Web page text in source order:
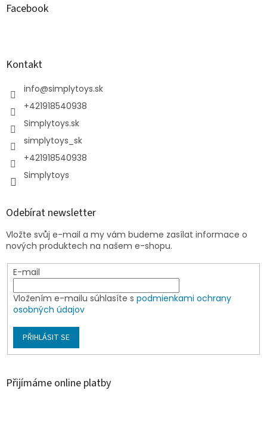
Facebook
Kontakt
info@simplytoys.sk
+421918540938
Simplytoys.sk
simplytoys_sk
+421918540938
Simplytoys
Odebírat newsletter
Vložte svůj e-mail a my vám budeme zasílat informace o
nových produktech na našem e-shopu.
E-mail
Vložením e-mailu súhlasíte s podmienkami ochrany
osobných údajov
PŘIHLÁSIT SE
Přijímáme online platby